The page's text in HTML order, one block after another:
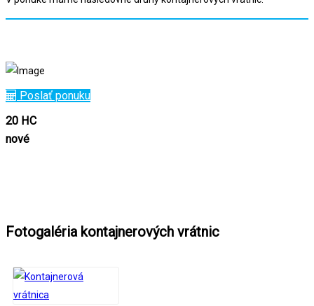
Poslať ponuku
20 HC
nové
Fotogaléria kontajnerových vrátnic